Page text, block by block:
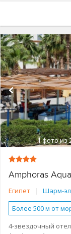
1фото из
Египет
Шарм-
Более 500 м от
Основное здание
4-звездочный